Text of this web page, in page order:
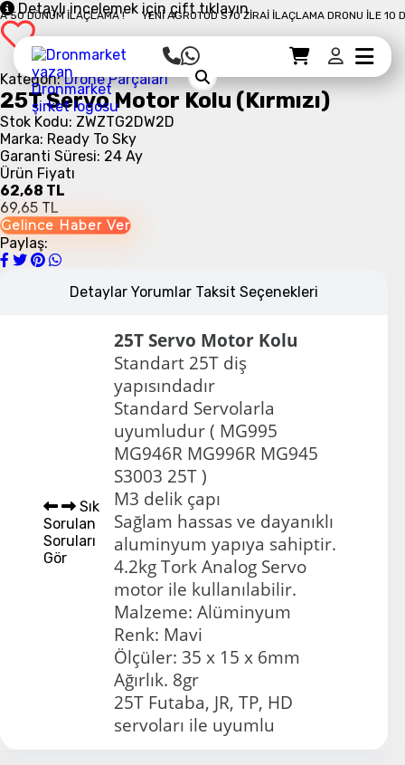
DÖNÜM İLAÇLAMA ! YENI AGROTOD S70 ZIRAI İLAÇLAMA DRONU İLE 10
Sepet
Sepet Detayı Ödemeye Geç
Detaylı incelemek için çift tıklayın
Kategori:Drone Parçaları
25T Servo Motor Kolu (Kırmızı)
Stok Kodu: ZWZTG2DW2D
Marka: Ready To Sky
Garanti Süresi: 24 Ay
Ürün Fiyatı
62,68 TL
69,65 TL
Gelince Haber Ver
Paylaş:
Detaylar Yorumlar Taksit Seçenekleri
Sık
Sorulan
Soruları
Gör
25T Servo Motor Kolu
Standart 25T diş
yapısındadır
Standard Servolarla
uyumludur ( MG995
MG946R MG996R MG945
S3003 25T )
M3 delik çapı
Sağlam hassas ve dayanıklı
aluminyum yapıya sahiptir.
4.2kg Tork Analog Servo
motor ile kullanılabilir.
Malzeme: Alüminyum
Renk: Mavi
Ölçüler: 35 x 15 x 6mm
Ağırlık. 8gr
25T Futaba, JR, TP, HD
servoları ile uyumlu